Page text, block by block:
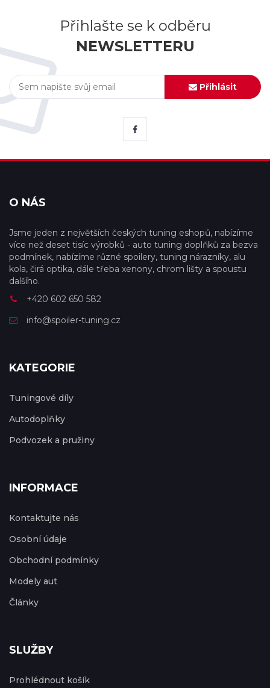
Přihlašte se k odběru
NEWSLETTERU
Přihlásit
O NÁS
Jsme jeden z největších českých tuning eshopů, nabízíme
více než deset tisíc výrobků - auto tuning doplňků za bezva
podmínek, nabízíme různé spoilery, tuning nárazníky, alu
kola, čirá optika, dále třeba xenony, chrom lišty a spoustu
dalšího.
+420 602 650 582
info@spoiler-tuning.cz
KATEGORIE
Tuningové díly
Autodoplňky
Podvozek a pružiny
INFORMACE
Kontaktujte nás
Osobní údaje
Obchodní podmínky
Modely aut
Články
SLUŽBY
Prohlédnout košík